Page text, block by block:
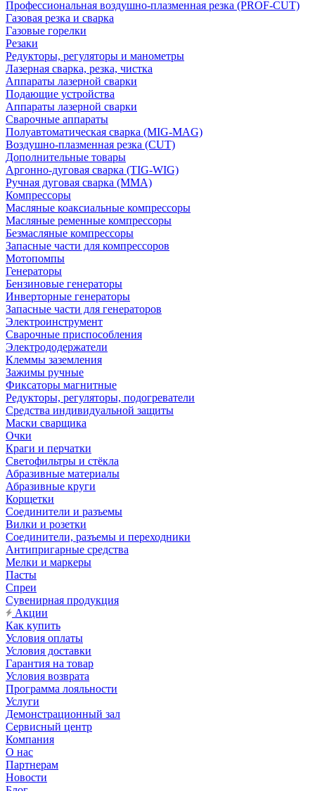
Профессиональная воздушно-плазменная резка (PROF-CUT)
Газовая резка и сварка
Газовые горелки
Резаки
Редукторы, регуляторы и манометры
Лазерная сварка, резка, чистка
Аппараты лазерной сварки
Подающие устройства
Аппараты лазерной сварки
Сварочные аппараты
Полуавтоматическая сварка (MIG-MAG)
Воздушно-плазменная резка (CUT)
Дополнительные товары
Аргонно-дуговая сварка (TIG-WIG)
Ручная дуговая сварка (MMA)
Компрессоры
Масляные коаксиальные компрессоры
Масляные ременные компрессоры
Безмасляные компрессоры
Запасные части для компрессоров
Мотопомпы
Генераторы
Бензиновые генераторы
Инверторные генераторы
Запасные части для генераторов
Электроинструмент
Сварочные приспособления
Электрододержатели
Клеммы заземления
Зажимы ручные
Фиксаторы магнитные
Редукторы, регуляторы, подогреватели
Средства индивидуальной защиты
Маски сварщика
Очки
Краги и перчатки
Светофильтры и стёкла
Абразивные материалы
Абразивные круги
Корщетки
Соединители и разъемы
Вилки и розетки
Соединители, разъемы и переходники
Антипригарные средства
Мелки и маркеры
Пасты
Спреи
Сувенирная продукция
Акции
Как купить
Условия оплаты
Условия доставки
Гарантия на товар
Условия возврата
Программа лояльности
Услуги
Демонстрационный зал
Сервисный центр
Компания
О нас
Партнерам
Новости